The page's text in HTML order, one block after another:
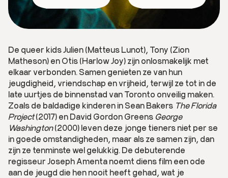
De queer kids Julien (Matteus Lunot), Tony (Zion
Matheson) en Otis (Harlow Joy) zijn onlosmakelijk met
elkaar verbonden. Samen genieten ze van hun
jeugdigheid, vriendschap en vrijheid, terwijl ze tot in de
late uurtjes de binnenstad van Toronto onveilig maken.
Zoals de baldadige kinderen in Sean Bakers The Florida
Project(2017) en David Gordon Greens George
Washington(2000) leven deze jonge tieners niet per se
in goede omstandigheden, maar als ze samen zijn, dan
zijn ze tenminste wel gelukkig. De debuterende
regisseur Joseph Amenta noemt diens film een ode
aan de jeugd die hen nooit heeft gehad, wat je